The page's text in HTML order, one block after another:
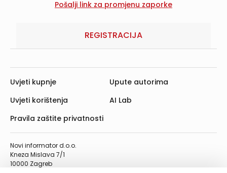
REGISTRACIJA
Novi informator d.o.o.
Kneza Mislava 7/1
10000 Zagreb
Uvjeti kupnje
Uvjeti korištenja
Pravila zaštite privatnosti
Upute autorima
AI Lab